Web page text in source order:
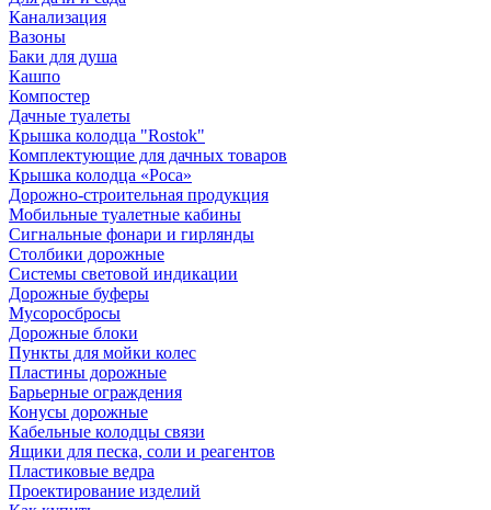
Канализация
Вазоны
Баки для душа
Кашпо
Компостер
Дачные туалеты
Крышка колодца "Rostok"
Комплектующие для дачных товаров
Крышка колодца «Роса»
Дорожно-строительная продукция
Мобильные туалетные кабины
Сигнальные фонари и гирлянды
Столбики дорожные
Системы световой индикации
Дорожные буферы
Мусоросбросы
Дорожные блоки
Пункты для мойки колес
Пластины дорожные
Барьерные ограждения
Конусы дорожные
Кабельные колодцы связи
Ящики для песка, соли и реагентов
Пластиковые ведра
Проектирование изделий